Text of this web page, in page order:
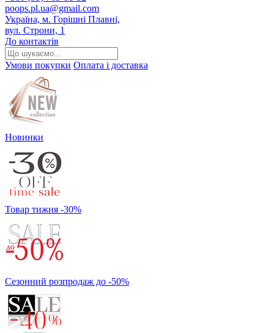
poops.pl.ua@gmail.com
Україна, м. Горішні Плавні,
вул. Строни, 1
До контактів
Умови покупки Оплата і доставка
Новинки
Товар тижня -30%
Сезонний розпродаж до -50%